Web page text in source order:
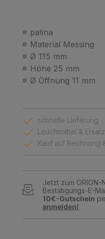
patina
Material Messing
Ø 115 mm
Höhe 25 mm
Ø Öffnung 11 mm
schnelle Lieferung
Leuchtmittel &
Kauf auf Rechnung
Jetzt zum ORION-
Bestätigungs-E-
10€-Gutschein
anmelden!